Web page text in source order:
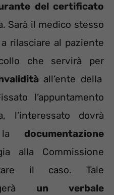
del certificato
Sarà il medico stesso
rilasciare al paziente
che servirà per
all’ente della
l’appuntamento
l’interessato dovrà
la documentazione
alla Commissione
il caso. Tale
un verbale